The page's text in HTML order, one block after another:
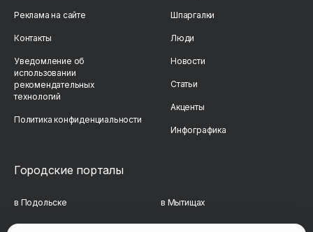
Реклама на сайте
Контакты
Уведомление об
использовании
рекомендательных
технологий
Политика конфиденциальности
Шпаргалки
Люди
Новости
Статьи
Акценты
Инфографика
Городские порталы
в Подольске в Мытищах